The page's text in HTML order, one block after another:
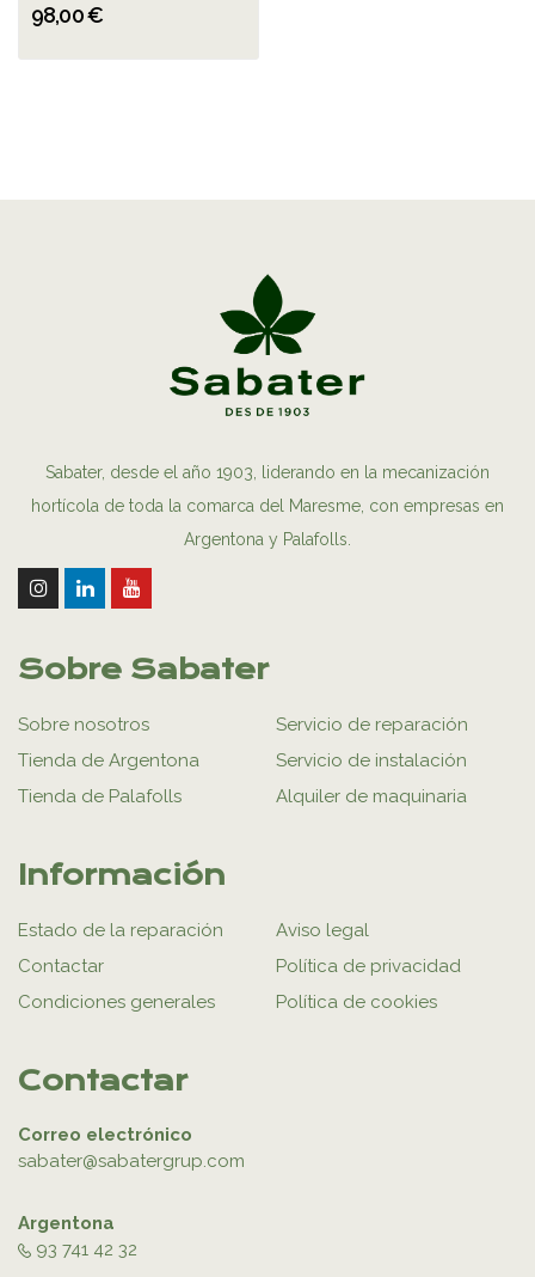
98,00 €
Sabater, desde el año 1903, liderando en la mecanización
hortícola de toda la comarca del Maresme, con empresas en
Argentona y Palafolls.
Sobre Sabater
Sobre nosotros
Tienda de Argentona
Tienda de Palafolls
Servicio de reparación
Servicio de instalación
Alquiler de maquinaria
Información
Estado de la reparación
Contactar
Condiciones generales
Aviso legal
Política de privacidad
Política de cookies
Contactar
Correo electrónico
sabater@sabatergrup.com
Argentona
93 741 42 32